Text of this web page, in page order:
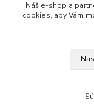
Náš e-shop a
cookies, aby Vám